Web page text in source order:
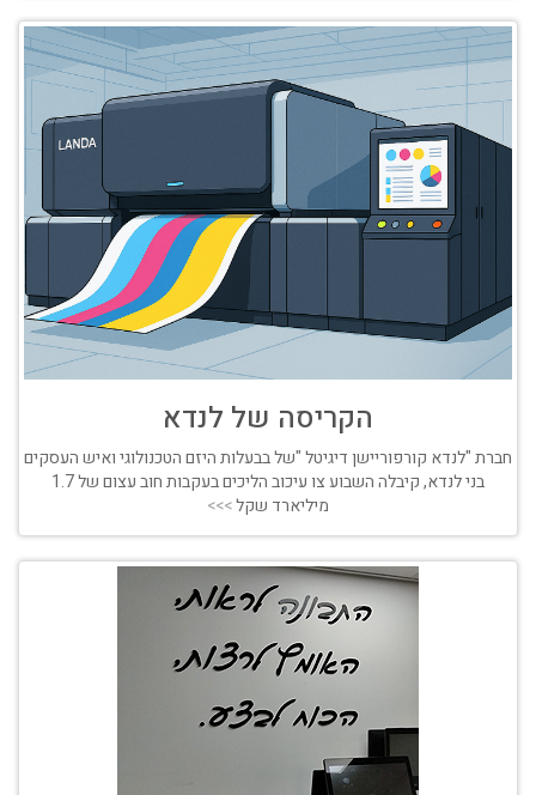
הקריסה של לנדא
חברת "לנדא קורפוריישן דיגיטל "של בבעלות היזם הטכנולוגי ואיש העסקים
בני לנדא, קיבלה השבוע צו עיכוב הליכים בעקבות חוב עצום של 1.7
מיליארד שקל>>>